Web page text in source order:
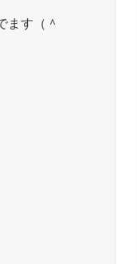
ます（＾